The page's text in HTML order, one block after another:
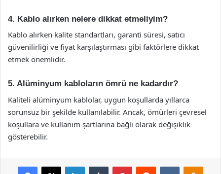
4. Kablo alırken nelere dikkat etmeliyim?
Kablo alırken kalite standartları, garanti süresi, satıcı
güvenilirliği ve fiyat karşılaştırması gibi faktörlere dikkat
etmek önemlidir.
5. Alüminyum kabloların ömrü ne kadardır?
Kaliteli alüminyum kablolar, uygun koşullarda yıllarca
sorunsuz bir şekilde kullanılabilir. Ancak, ömürleri çevresel
koşullara ve kullanım şartlarına bağlı olarak değişiklik
gösterebilir.
Facebook
X LinkedInTumblr PinterestReddit VKontakte